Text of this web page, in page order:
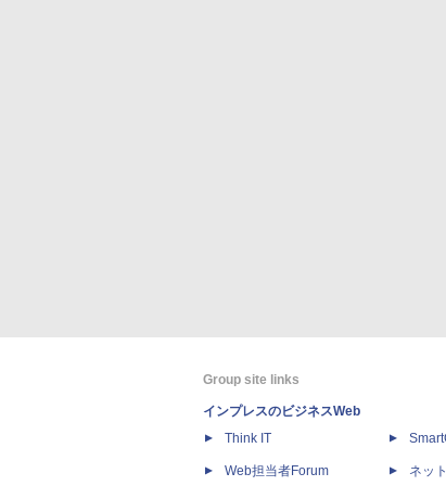
Group site links
インプレスのビジネスWeb
Think IT
Web担当者Forum ネッ